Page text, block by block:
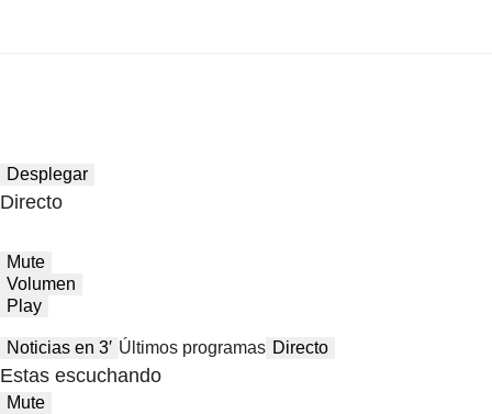
Desplegar
Directo
Mute
Volumen
Play
Noticias en 3′ Últimos programas Directo
Estas escuchando
Mute